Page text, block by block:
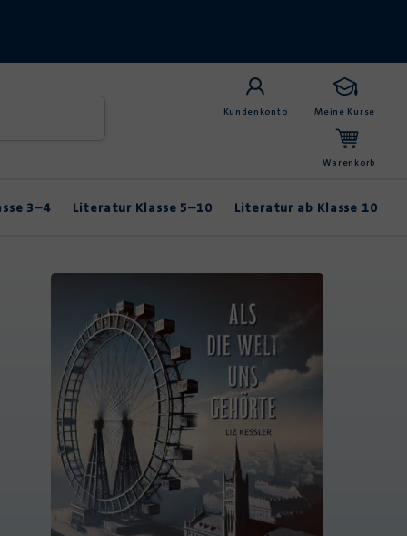
Kundenkonto Meine Kurse
Warenkorb
3–4 Literatur Klasse 5–10 Literatur ab Klasse 10